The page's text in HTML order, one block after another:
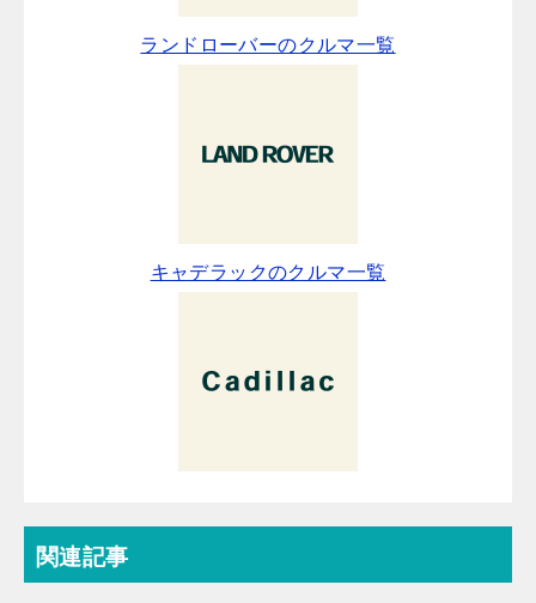
ランドローバーのクルマ一覧
キャデラックのクルマ一覧
関連記事